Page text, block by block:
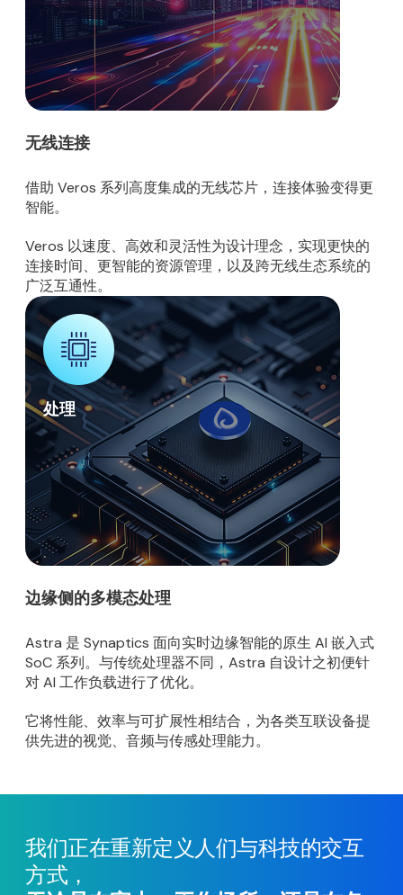
无线连接
借助 Veros 系列高度集成的无线芯片，连接体验变得更
智能。
Veros 以速度、高效和灵活性为设计理念，实现更快的
连接时间、更智能的资源管理，以及跨无线生态系统的
广泛互通性。
处理
边缘侧的多模态处理
Astra 是 Synaptics 面向实时边缘智能的原生 AI 嵌入式
SoC 系列。与传统处理器不同，Astra 自设计之初便针
对 AI 工作负载进行了优化。
它将性能、效率与可扩展性相结合，为各类互联设备提
供先进的视觉、音频与传感处理能力。
我们正在重新定义人们与科技的交互
方式，